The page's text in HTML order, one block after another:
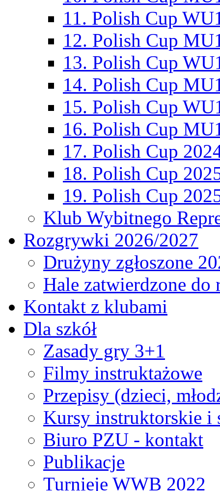
11. Polish Cup
12. Polish Cup
13. Polish Cup
14. Polish Cup
15. Polish Cup
16. Polish Cup
17. Polish Cup
18. Polish Cup
19. Polish Cup
Klub Wybitnego
Rozgrywki 2026/2027
Drużyny zgłoszone
Hale zatwierdzone
Kontakt z klubami
Dla szkół
Zasady gry 3+1
Filmy instruktażowe
Przepisy (dzieci,
Kursy instruktorskie i
Biuro PZU - kontakt
Publikacje
Turnieje WWB 2022